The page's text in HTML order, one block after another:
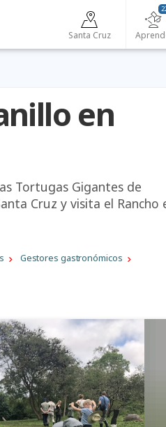
Santa Cruz
en
Tortugas Gigantes de
Cruz y visita el Rancho
Gestores gastronómicos